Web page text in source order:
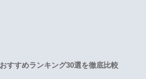
すすめランキング30選を徹底比較